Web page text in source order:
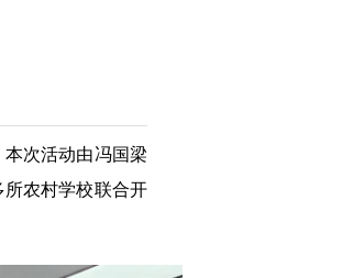
次活动由冯国梁
农村学校联合开